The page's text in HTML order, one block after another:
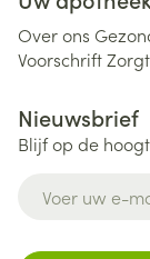
Over ons
Voorschrift
Nieuwsbrief
Blijf op de